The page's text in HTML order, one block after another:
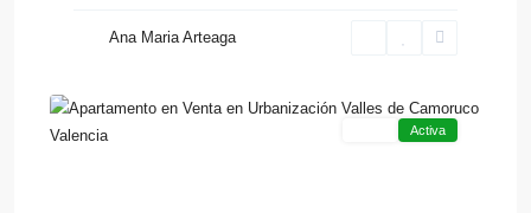
Ana Maria Arteaga
Camoruco,
Activa